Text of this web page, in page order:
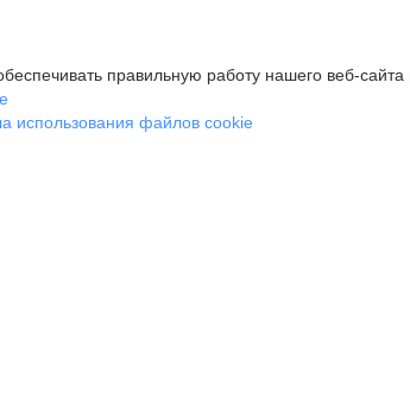
правильную работу нашего веб-сайта
использования файлов cookie